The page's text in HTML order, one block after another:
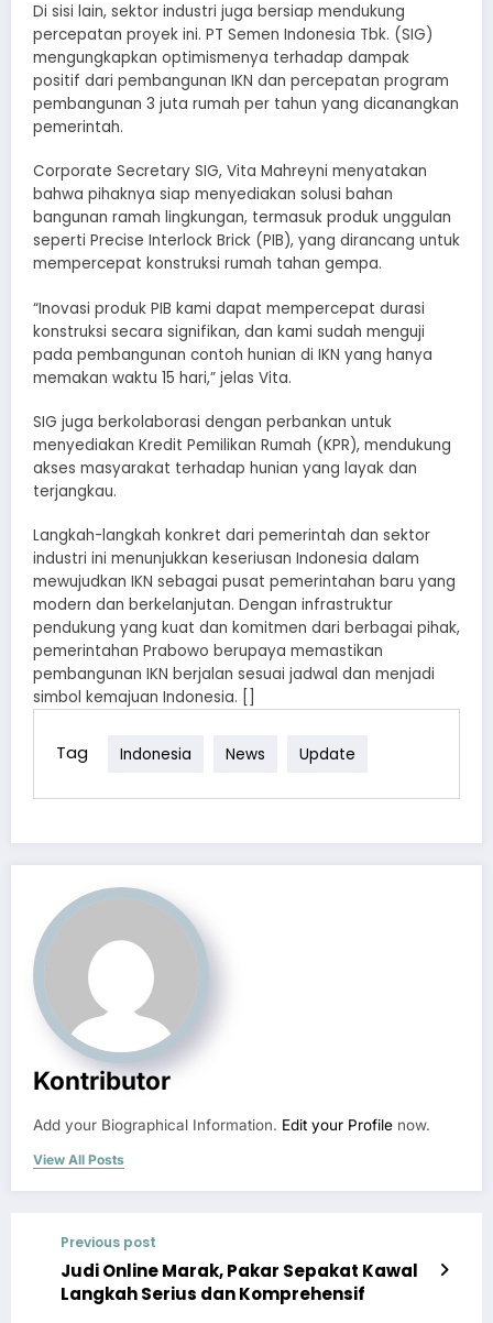
Di sisi lain, sektor industri juga bersiap mendukung
percepatan proyek ini. PT Semen Indonesia Tbk. (SIG)
mengungkapkan optimismenya terhadap dampak
positif dari pembangunan IKN dan percepatan program
pembangunan 3 juta rumah per tahun yang dicanangkan
pemerintah.
Corporate Secretary SIG, Vita Mahreyni menyatakan
bahwa pihaknya siap menyediakan solusi bahan
bangunan ramah lingkungan, termasuk produk unggulan
seperti Precise Interlock Brick (PIB), yang dirancang untuk
mempercepat konstruksi rumah tahan gempa.
“Inovasi produk PIB kami dapat mempercepat durasi
konstruksi secara signifikan, dan kami sudah menguji
pada pembangunan contoh hunian di IKN yang hanya
memakan waktu 15 hari,” jelas Vita.
SIG juga berkolaborasi dengan perbankan untuk
menyediakan Kredit Pemilikan Rumah (KPR), mendukung
akses masyarakat terhadap hunian yang layak dan
terjangkau.
Langkah-langkah konkret dari pemerintah dan sektor
industri ini menunjukkan keseriusan Indonesia dalam
mewujudkan IKN sebagai pusat pemerintahan baru yang
modern dan berkelanjutan. Dengan infrastruktur
pendukung yang kuat dan komitmen dari berbagai pihak,
pemerintahan Prabowo berupaya memastikan
pembangunan IKN berjalan sesuai jadwal dan menjadi
simbol kemajuan Indonesia. []
Tag Indonesia News Update
Kontributor
Add your Biographical Information. Edit your Profile now.
View All Posts
Previous post
Judi Online Marak, Pakar Sepakat Kawal
Langkah Serius dan Komprehensif